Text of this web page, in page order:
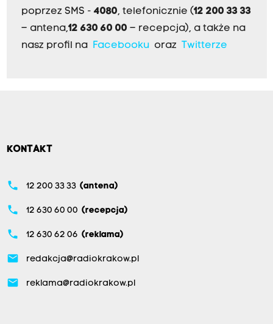
poprzez SMS - 4080, telefonicznie (12 200 33 33
– antena,12 630 60 00 – recepcja), a także na
nasz profil na
Facebookuoraz Twitterze
KONTAKT
phone 12 200 33 33 (antena)
phone 12 630 60 00 (recepcja)
phone 12 630 62 06 (reklama)
email redakcja@radiokrakow.pl
email reklama@radiokrakow.pl